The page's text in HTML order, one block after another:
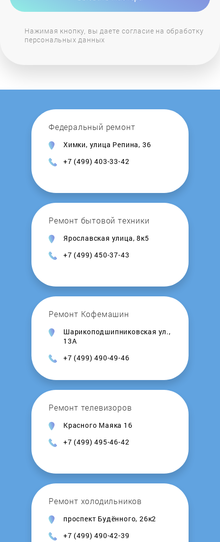
Jackys
JH
Kocateq
KOGAST
Krona
KuchenChef
Kuppersberg
Kuppersbusch
LG
Lincat
LINE
LOFRA
Longran
Нажимая кнопку, вы даете согласие на обработку
персональных данных
Федеральный ремонт
Химки, улица Репина, 36
+7 (499) 403-33-42
Ремонт бытовой техники
Ярославская улица, 8к5
+7 (499) 450-37-43
Ремонт Кофемашин
Шарикоподшипниковская ул.,
13А
+7 (499) 490-49-46
Ремонт телевизоров
Красного Маяка 16
+7 (499) 495-46-42
Ремонт холодильников
проспект Будённого, 26к2
+7 (499) 490-42-39